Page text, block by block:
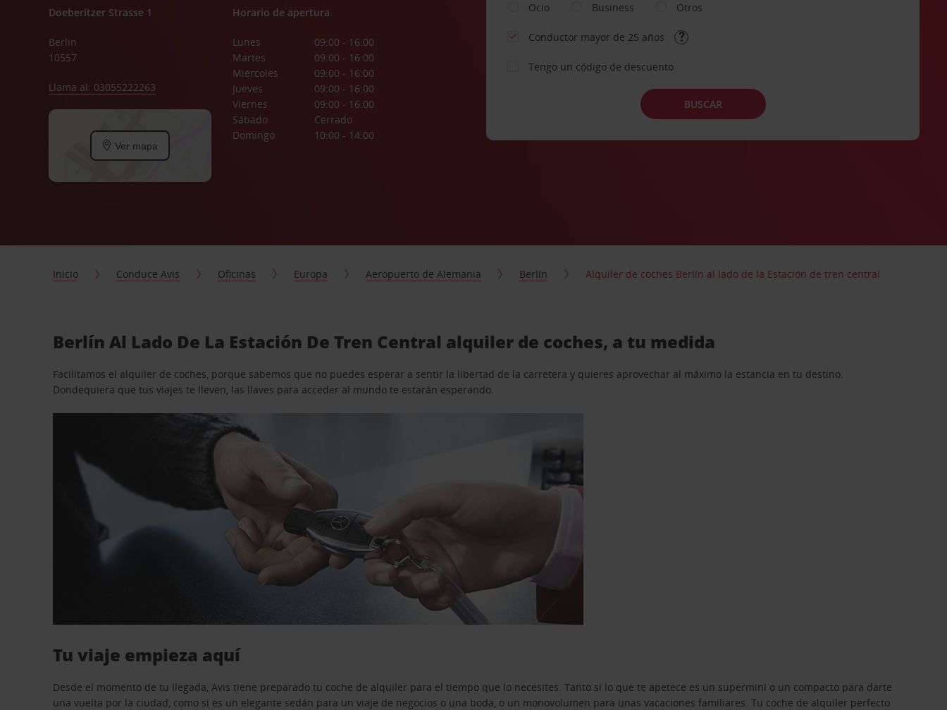
Doeberitzer Strasse 1
Berlin
10557
Llama al: 03055222263
Ver mapa
Horario de apertura
Lunes
09:00 - 16:00
Martes
09:00 - 16:00
Miércoles
09:00 - 16:00
Jueves
09:00 - 16:00
Viernes
09:00 - 16:00
Sábado
Cerrado
Domingo
10:00 - 14:00
Ocio
Business Otros
Conductor mayor de 25 años
Tengo un código de descuento
BUSCAR
Inicio Conduce Avis Oficinas Europa Aeropuerto de Alemania Berlín Alquiler de coches Berlín al lado de la Estación de tren central
Berlín Al Lado De La Estación De Tren Central alquiler de coches, a tu medida
Facilitamos el alquiler de coches, porque sabemos que no puedes esperar a sentir la libertad de la carretera y quieres aprovechar al máximo la estancia en tu destino.
Dondequiera que tus viajes te lleven, las llaves para acceder al mundo te estarán esperando.
Tu viaje empieza aquí
Desde el momento de tu llegada, Avis tiene preparado tu coche de alquiler para el tiempo que lo necesites. Tanto si lo que te apetece es un supermini o un compacto para darte
una vuelta por la ciudad, como si es un elegante sedán para un viaje de negocios o una boda, o un monovolumen para unas vacaciones familiares. Tu coche de alquiler perfecto